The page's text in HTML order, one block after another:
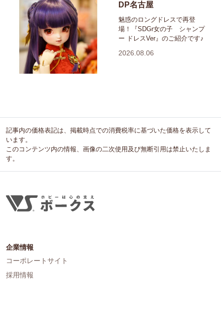
DP名古屋
魅惑のロングドレスで再登
場！『SDGr女の子 シャンプ
ー ドレスVer』のご紹介です♪
2026.08.06
記事内の価格表記は、掲載時点での消費税率に基づいた価格を表示して
います。
このコンテンツ内の情報、画像の二次使用及び無断引用は禁止いたしま
す。
企業情報
コーポレートサイト
採用情報